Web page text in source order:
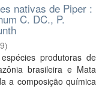
nativas de Piper :
C. DC., P.
)
produtoras de
brasileira e Mata
a composição química